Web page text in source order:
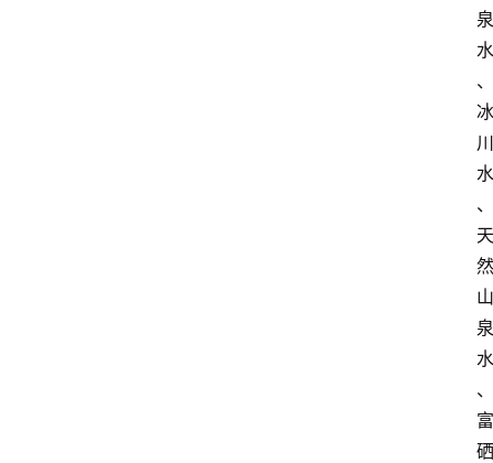
泉
水
、
冰
川
水
、
天
然
山
泉
水
、
富
硒